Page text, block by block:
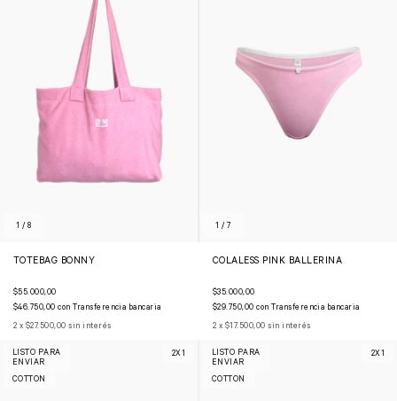
1 /8
TOTEBAG BONNY
$55.000,00
$46.750,00con Transferencia bancaria
2 x $27.500,00 sin interés
1 /7
COLALESS PINK BALLERINA
$35.000,00
$29.750,00con Transferencia bancaria
2 x $17.500,00 sin interés
2X1
LISTO PARA
ENVIAR
COTTON
2X1
LISTO PARA
ENVIAR
COTTON